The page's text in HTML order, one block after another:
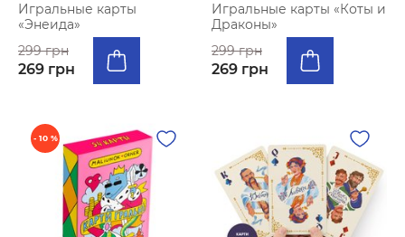
Игральные карты
«Энеида»
299 грн
269 грн
Игральные карты «Коты и
Драконы»
299 грн
269 грн
- 10 %